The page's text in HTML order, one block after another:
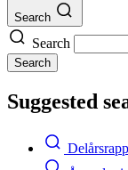
Search
Search
Search
Suggested